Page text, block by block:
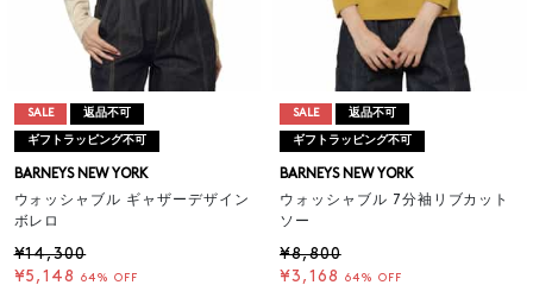
SALE 返品不可
ギフトラッピング不可
BARNEYS NEW YORK
ウォッシャブル ギャザーデザイン
ボレロ
¥14,300
¥5,148
64% OFF
SALE 返品不可
ギフトラッピング不可
BARNEYS NEW YORK
ウォッシャブル 7分袖リブカット
ソー
¥8,800
¥3,168
64% OFF